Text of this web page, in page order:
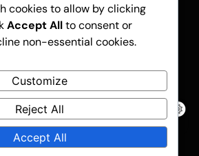
ついて
データ保護方針
Theme 2026.Developed By
BlazeThemes.
cookies to allow by clicking
Accept Allto consent or
non-essential cookies.
Customize
Reject All
Accept All